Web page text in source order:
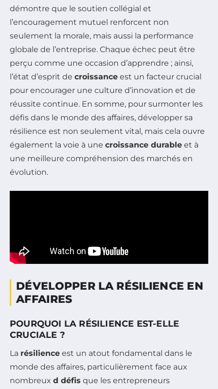
démontre que le soutien collégial et
l’encouragement mutuel renforcent non
seulement la morale, mais aussi la performance
globale de l’entreprise. Chaque échec peut être
perçu comme une occasion d’apprendre ; ainsi,
l’état d’esprit de croissance est un facteur crucial
pour encourager une culture d’innovation et de
réussite continue. En somme, pour surmonter les
défis dans le monde des affaires, développer sa
résilience est non seulement vital, mais cela ouvre
également la voie à une croissance durable et à
une meilleure compréhension des marchés en
évolution.
DÉVELOPPER LA RÉSILIENCE EN
AFFAIRES
POURQUOI LA RÉSILIENCE EST-ELLE
CRUCIALE ?
La résilience est un atout fondamental dans le
monde des affaires, particulièrement face aux
nombreux d défis que les entrepreneurs